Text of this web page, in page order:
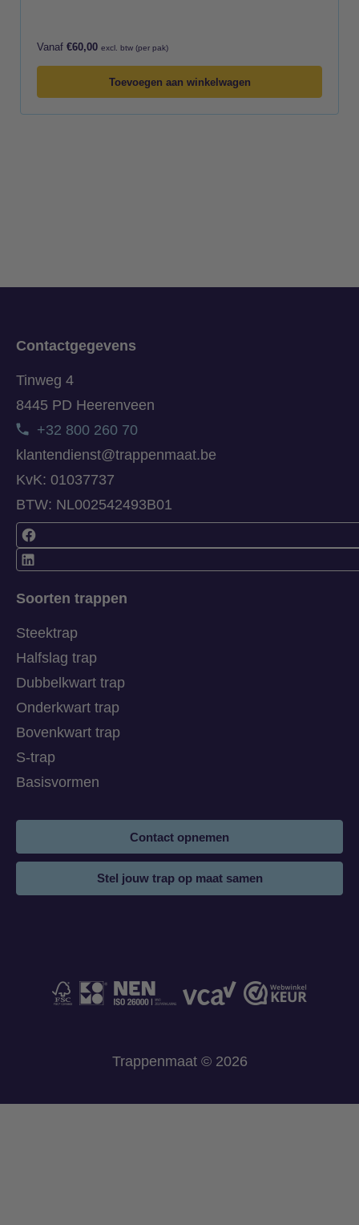
Vanaf €60,00 excl. btw (per pak)
Toevoegen aan winkelwagen
Soorten trappen
Steektrap
Halfslag trap
Dubbelkwart trap
Onderkwart trap
Bovenkwart trap
S-trap
Basisvormen
Contactgegevens
Tinweg 4
8445 PD Heerenveen
+32 800 260 70
klantendienst@trappenmaat.be
KvK: 01037737
BTW: NL002542493B01
Contact opnemen
Stel jouw trap op maat samen
Trappenmaat © 2026